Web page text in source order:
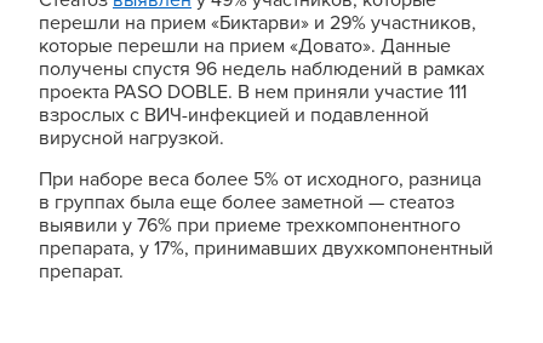
перешли на прием «Биктарви» и 29% участников,
которые перешли на прием «Довато». Данные
получены спустя 96 недель наблюдений в рамках
проекта PASO DOBLE. В нем приняли участие 111
взрослых с ВИЧ-инфекцией и подавленной
вирусной нагрузкой.
При наборе веса более 5% от исходного, разница
в группах была еще более заметной — стеатоз
выявили у 76% при приеме трехкомпонентного
препарата, у 17%, принимавших двухкомпонентный
препарат.